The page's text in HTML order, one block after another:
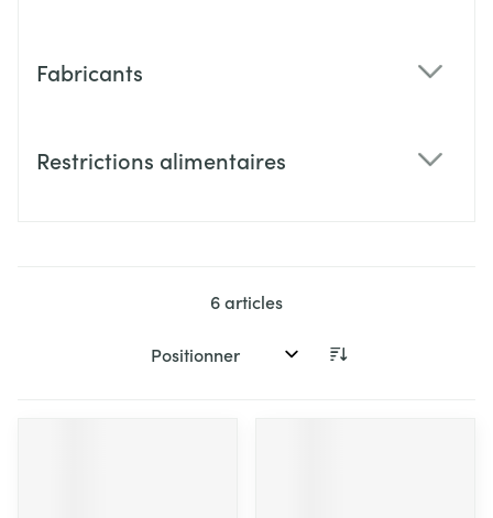
Fabricants
Restrictions alimentaires
6articles
Trier par: